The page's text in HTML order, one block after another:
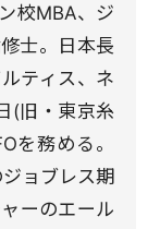
校MBA、ジ
士。日本長
ティス、ネ
(旧・東京糸
を務める。
ョブレス期
ーのエール